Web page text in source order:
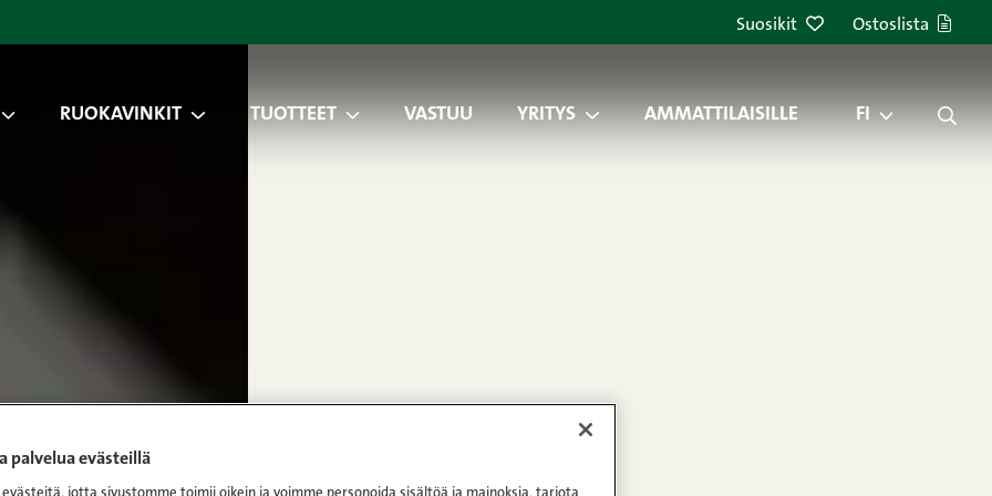
Suosikit Ostoslista
RUOKAVINKIT TUOTTEET VASTUU YRITYS AMMATTILAISILLE FI
palvelua evästeillä